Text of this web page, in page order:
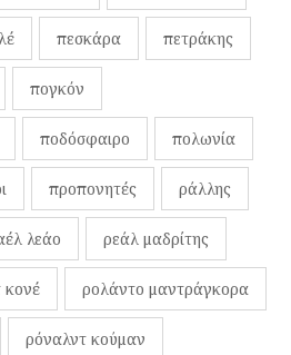
πεσκάρα πετράκης
πογκόν
ποδόσφαιρο πολωνία
προπονητές ράλλης
λεάο ρεάλ μαδρίτης
κονέ ρολάντο μαντράγκορα
ρόναλντ κούμαν